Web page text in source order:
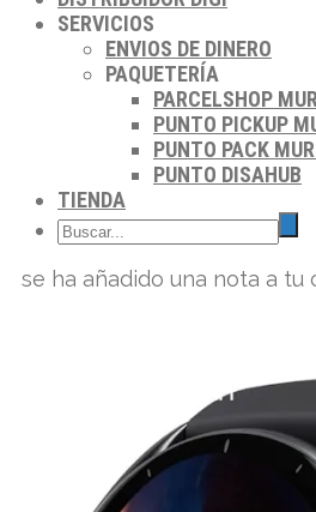
SERVICIOS
ENVIOS DE DINERO
PAQUETERÍA
PARCELSHOP
PUNTO PICKUP
PUNTO PACK
PUNTO DISAHUB
TIENDA
se ha añadido una nota a tu